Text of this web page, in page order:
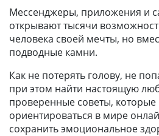
Мессенджеры, приложения и
открывают тысячи
человека своей мечты, но
подводные камни.
Как не потерять голову, не
при этом найти настоящую
проверенные советы, которые
ориентироваться в мире
сохранить эмоциональное